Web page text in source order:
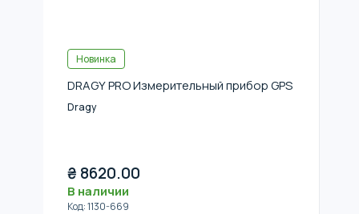
Новинка
DRAGY PRO Измерительный прибор GPS
Dragy
₴ 8620.00
В наличии
Код:1130-669